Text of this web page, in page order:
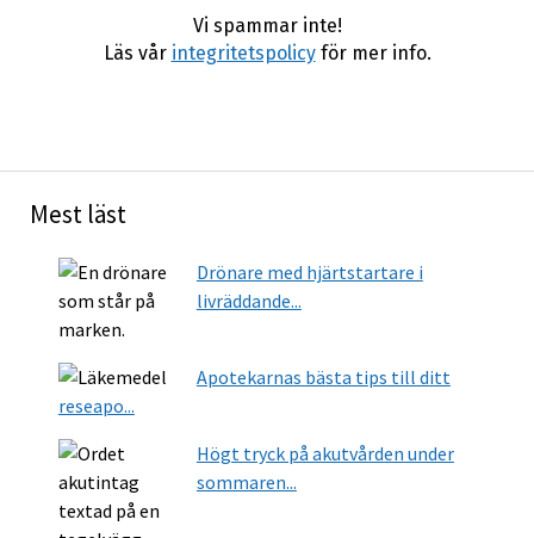
Vi spammar inte!
Läs vår integritetspolicyför mer info.
Mest läst
Drönare med hjärtstartare i
livräddande...
Apotekarnas bästa tips till ditt
reseapo...
Högt tryck på akutvården under
sommaren...